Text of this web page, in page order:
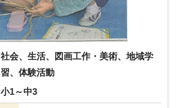
社会、生活、図画工作・美術、地域学
習、体験活動
小1～中3